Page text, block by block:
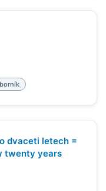
dvaceti letech =
twenty years